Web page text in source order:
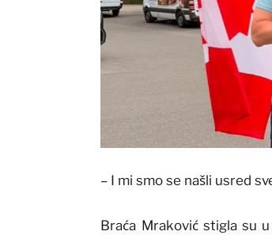
– I mi smo se našli usred
Braća Mraković stigla su